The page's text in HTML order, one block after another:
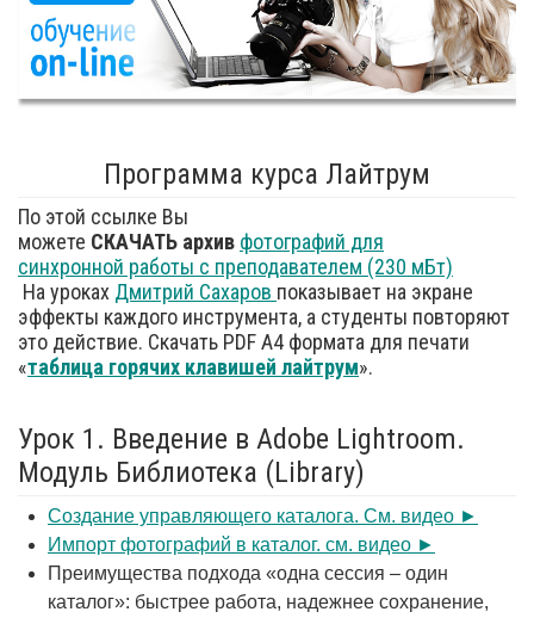
Программа курса Лайтрум
По этой ссылке Вы
можете СКАЧАТЬ архив фотографий для
синхронной работы с преподавателем (230 мБт)
На уроках Дмитрий Сахаров показывает на экране
эффекты каждого инструмента, а студенты повторяют
это действие. Cкачать PDF А4 формата для печати
«таблица горячих клавишей лайтрум».
Урок 1. Введение в Adobe Lightroom.
Модуль Библиотека (Library)
Создание управляющего каталога. См. видео ►
Импорт фотографий в каталог. см. видео ►
Преимущества подхода «одна сессия – один
каталог»: быстрее работа, надежнее сохранение,